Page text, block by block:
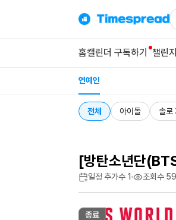
홈캘린더 구독하기 챌린지
연예인
전체 아이돌 솔로
[방탄소년단
일정 추가수 1 조회수 59
종료